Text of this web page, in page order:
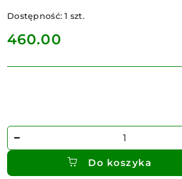
Dostępność:1 szt.
cena:
460.00
Ilość
Do koszyka